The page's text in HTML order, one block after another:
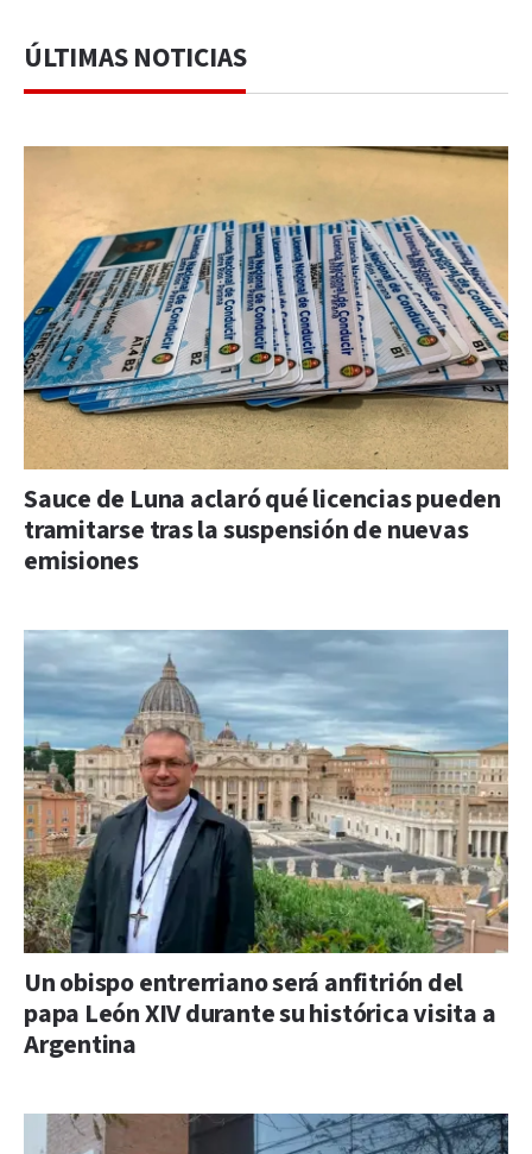
ÚLTIMAS NOTICIAS
Sauce de Luna aclaró qué licencias pueden
tramitarse tras la suspensión de nuevas
emisiones
Un obispo entrerriano será anfitrión del
papa León XIV durante su histórica visita a
Argentina